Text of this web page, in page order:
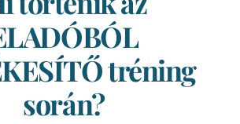
tréning
során?